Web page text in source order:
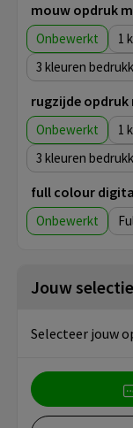
mouw opdruk
Onbewerkt 1
3
rugzijde opdruk
Onbewerkt 1
3
full colour
Onbewerkt
Jouw
Selecteer jouw